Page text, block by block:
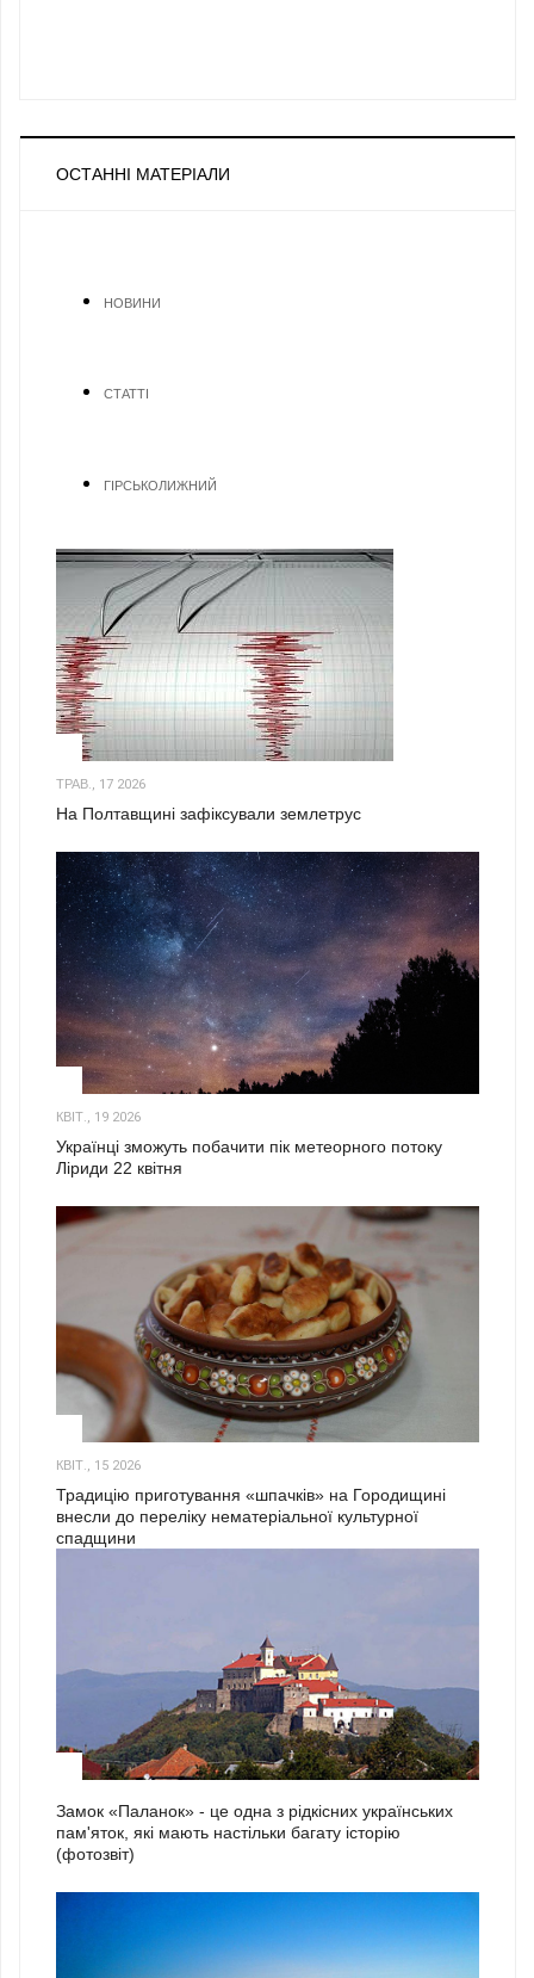
ОСТАННІ МАТЕРІАЛИ
НОВИНИ
СТАТТІ
ГІРСЬКОЛИЖНИЙ
ТРАВ., 17 2026
На Полтавщині зафіксували землетрус
КВІТ., 19 2026
Українці зможуть побачити пік метеорного потоку
Ліриди 22 квітня
КВІТ., 15 2026
Традицію приготування «шпачків» на Городищині
внесли до переліку нематеріальної культурної
спадщини
Замок «Паланок» - це одна з рідкісних українських
пам'яток, які мають настільки багату історію
(фотозвіт)